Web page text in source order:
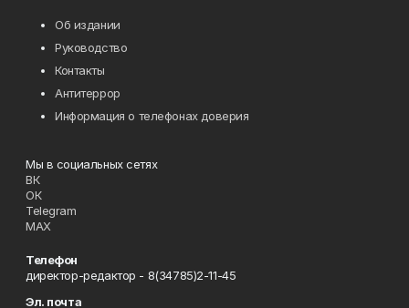
Об издании
Руководство
Контакты
Антитеррор
Информация о телефонах доверия
Мы в социальных сетях
ВК
ОК
Telegram
MAX
Телефон
директор-редактор - 8(34785)2-11-45
Эл. почта